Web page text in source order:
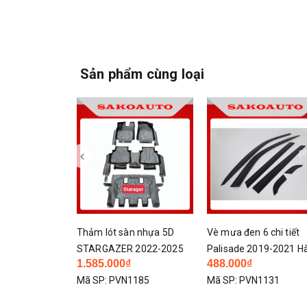
Sản phẩm cùng loại
Vè mưa đen 6 chi tiết
Palisade 2019-2021 Hàng
cao cấp
488.000₫
Mã SP: PVN1131
Vè che mưa xe Huyndai
Stargazer 2022 - 2024
Mẫu Chỉ Inox cao cấp và
Nhựa đen Thái ABS
272.000₫
Mã SP: PVN1119